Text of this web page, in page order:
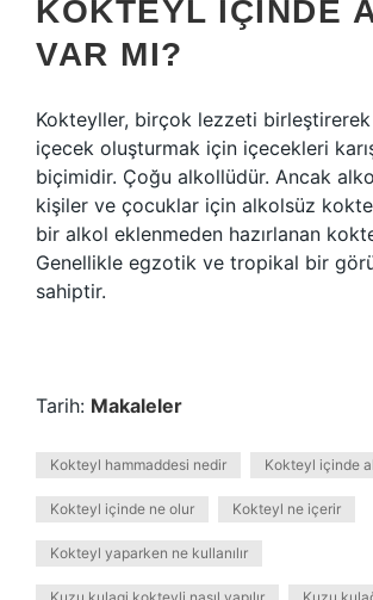
KOKTEYL IÇINDE
VAR MI?
Kokteyller, birçok lezzeti birleştirerek
içecek oluşturmak için içecekleri
biçimidir. Çoğu alkollüdür. Ancak
kişiler ve çocuklar için alkolsüz
bir alkol eklenmeden hazırlanan
Genellikle egzotik ve tropikal bir
sahiptir.
Tarih: Makaleler
Kokteyl hammaddesi nedir Kokteyl içinde
Kokteyl içinde ne olur Kokteyl ne içerir
Kokteyl yaparken ne kullanılır